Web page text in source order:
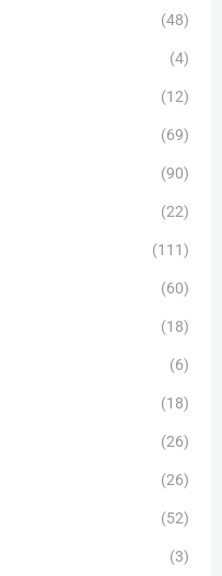
(48)
(4)
(12)
(69)
(90)
(22)
(111)
(60)
(18)
(6)
(18)
(26)
(26)
(52)
(3)